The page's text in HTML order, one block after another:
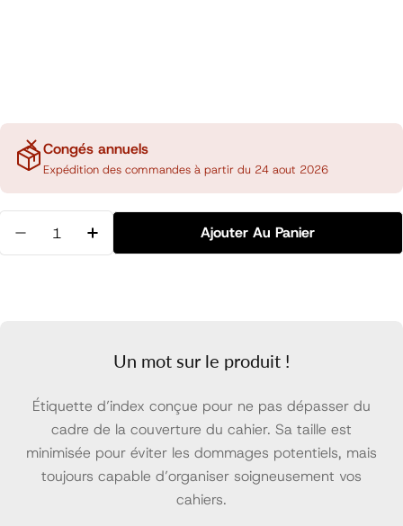
Congés annuels
Expédition des commandes à partir du 24 aout 2026
Diminuer La Quantité Pour Index Chiffres Multicolor
Augmenter La Quantité Pour Index
Ajouter Au Panier
Un mot sur le produit !
Étiquette d’index conçue pour ne pas dépasser du
cadre de la couverture du cahier. Sa taille est
minimisée pour éviter les dommages potentiels, mais
toujours capable d’organiser soigneusement vos
cahiers.